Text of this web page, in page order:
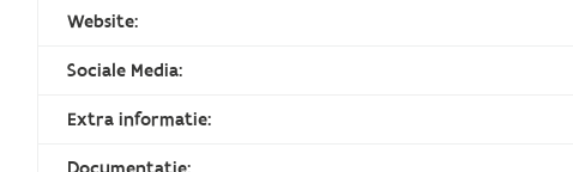
Website:
Sociale Media:
Extra informatie: